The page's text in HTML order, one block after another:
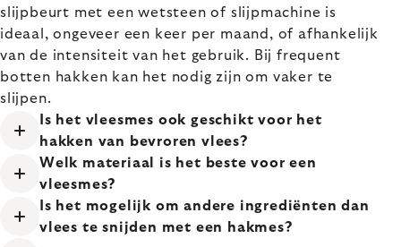
slijpbeurt met een wetsteen of slijpmachine is
ideaal, ongeveer een keer per maand, of afhankelijk
van de intensiteit van het gebruik. Bij frequent
botten hakken kan het nodig zijn om vaker te
slijpen.
Is het vleesmes ook geschikt voor het
hakken van bevroren vlees?
Welk materiaal is het beste voor een
vleesmes?
Is het mogelijk om andere ingrediënten dan
vlees te snijden met een hakmes?